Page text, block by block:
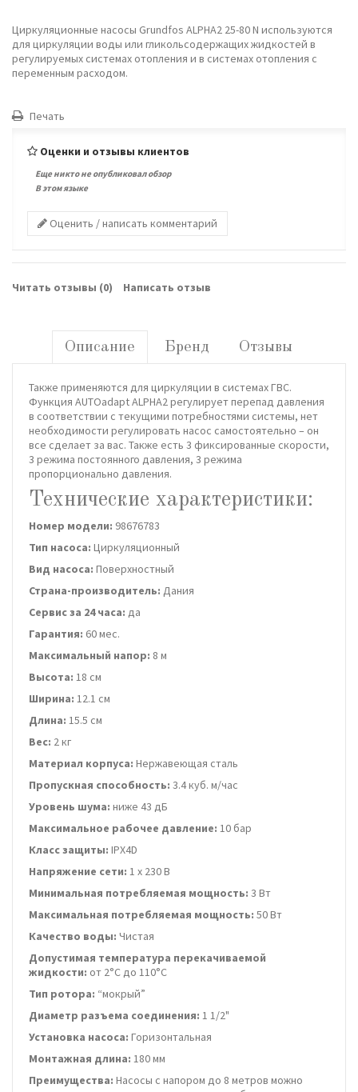
Циркуляционные насосы Grundfos ALPHA2 25-80 N используются
для циркуляции воды или гликольсодержащих жидкостей в
регулируемых системах отопления и в системах отопления с
переменным расходом.
Печать
Оценки и отзывы клиентов
Еще никто не опубликовал обзор
В этом языке
Оценить / написать комментарий
Читать отзывы (0) Написать отзыв
Описание Бренд Отзывы
Также применяются для циркуляции в системах ГВС.
Функция AUTOadapt ALPHA2 регулирует перепад давления
в соответствии с текущими потребностями системы, нет
необходимости регулировать насос самостоятельно – он
все сделает за вас. Также есть 3 фиксированные скорости,
3 режима постоянного давления, 3 режима
пропорционально давления.
Технические характеристики:
Номер модели: 98676783
Тип насоса: Циркуляционный
Вид насоса: Поверхностный
Страна-производитель: Дания
Сервис за 24 часа: да
Гарантия: 60 мес.
Максимальный напор: 8 м
Высота: 18 см
Ширина: 12.1 см
Длина: 15.5 см
Вес: 2 кг
Материал корпуса: Нержавеющая сталь
Пропускная способность: 3.4 куб. м/час
Уровень шума: ниже 43 дБ
Максимальное рабочее давление: 10 бар
Класс защиты: IPX4D
Напряжение сети: 1 х 230 В
Минимальная потребляемая мощность: 3 Вт
Максимальная потребляемая мощность: 50 Вт
Качество воды: Чистая
Допустимая температура перекачиваемой
жидкости: от 2°C до 110°C
Тип ротора: “мокрый”
Диаметр разъема соединения: 1 1/2"
Установка насоса: Горизонтальная
Монтажная длина: 180 мм
Преимущества: Насосы с напором до 8 метров можно